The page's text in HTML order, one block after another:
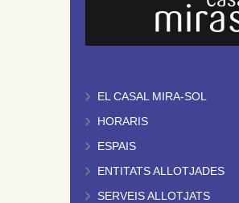
EL CASAL MIRA-SOL
HORARIS
ESPAIS
ENTITATS ALLOTJADES
SERVEIS ALLOTJATS